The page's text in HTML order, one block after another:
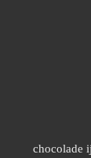
chocolade